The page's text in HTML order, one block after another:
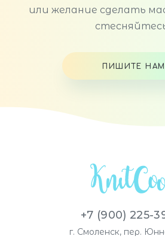
или желание сделать
ПИШИТЕ НАМ
+7 (900) 225-
г. Смоленск, пер.